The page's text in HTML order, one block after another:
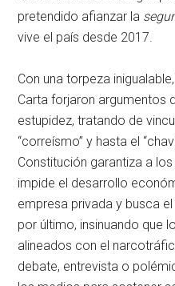
pretendido afianzar la
vive el país desde 2017.
Con una torpeza
Carta forjaron argumentos
estupidez, tratando de
“correísmo” y hasta el
Constitución garantiza a
impide el desarrollo
empresa privada y busca el
por último, insinuando que
alineados con el
debate, entrevista o